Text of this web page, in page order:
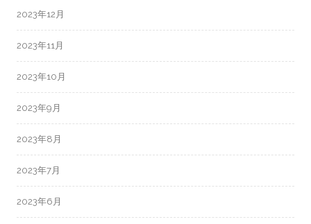
2023年12月
2023年11月
2023年10月
2023年9月
2023年8月
2023年7月
2023年6月